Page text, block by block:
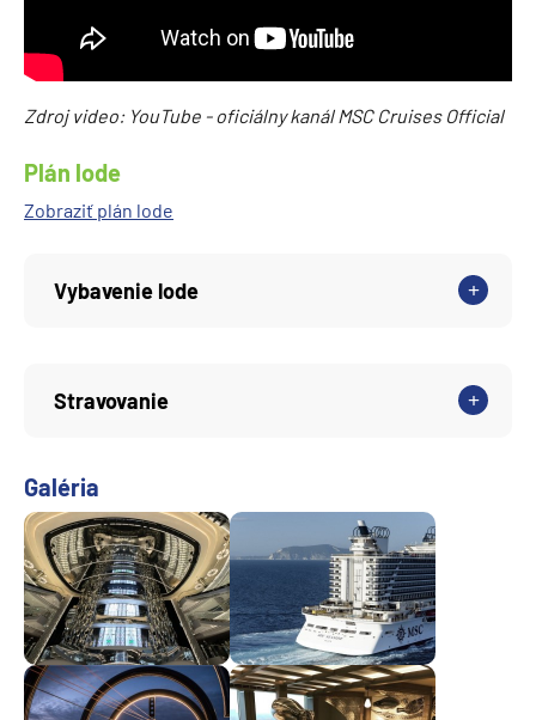
Zdroj video: YouTube - oficiálny kanál MSC Cruises Official
Plán lode
Zobraziť plán lode
Vybavenie lode
Stravovanie
Galéria